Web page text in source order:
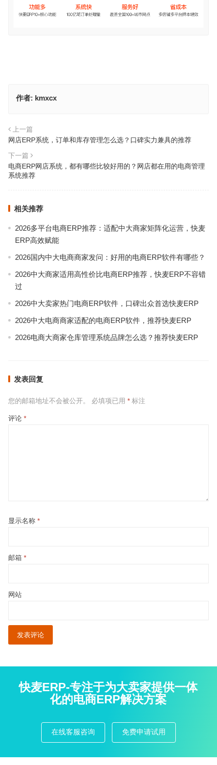
作者: kmxcx
上一篇
网店ERP系统，订单和库存管理怎么选？口碑实力兼具的推荐
下一篇
电商ERP网店系统，都有哪些比较好用的？网店都在用的电商管理
系统推荐
相关推荐
2026多平台电商ERP推荐：适配中大商家矩阵化运营，快麦
ERP高效赋能
2026国内中大电商商家发问：好用的电商ERP软件有哪些？
2026中大商家适用高性价比电商ERP推荐，快麦ERP不容错
过
2026中大卖家热门电商ERP软件，口碑出众首选快麦ERP
2026中大电商商家适配的电商ERP软件，推荐快麦ERP
2026电商大商家仓库管理系统品牌怎么选？推荐快麦ERP
发表回复
您的邮箱地址不会被公开。 必填项已用 *标注
评论 *
显示名称 *
邮箱 *
网站
快麦ERP-专注于为大卖家提供一体
化的电商ERP解决方案
在线客服咨询 免费申请试用